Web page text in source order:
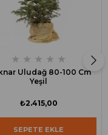
★ ★ ★ ★ ★
Uludağ 80-100 Cm
Yeşil
₺2.415,00
SEPETE EKLE